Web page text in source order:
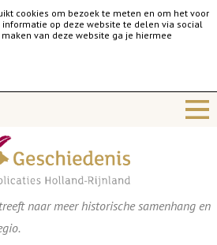
cookies om bezoek te meten en om het voor
op deze website te delen via social
van deze website ga je hiermee
naar meer historische samenhang en